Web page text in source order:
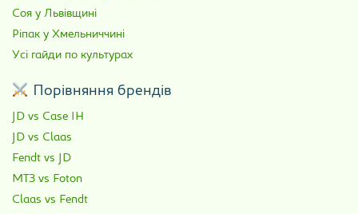
Соя у Львівщині
Ріпак у Хмельниччині
Усі гайди по культурах
Порівняння брендів
JD vs Case IH
JD vs Claas
Fendt vs JD
МТЗ vs Foton
Claas vs Fendt